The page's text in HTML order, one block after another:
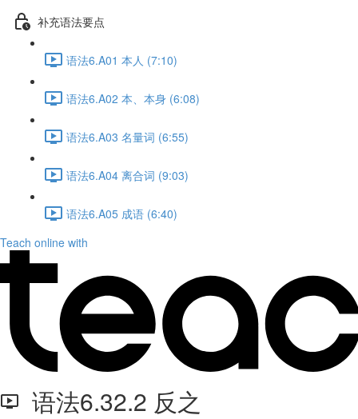
补充语法要点
语法6.A01 本人 (7:10)
语法6.A02 本、本身 (6:08)
语法6.A03 名量词 (6:55)
语法6.A04 离合词 (9:03)
语法6.A05 成语 (6:40)
Teach online with
语法6.32.2 反之